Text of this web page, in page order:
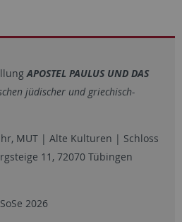
APOSTEL PAULUS UND DAS
jüdischer und griechisch-
MUT | Alte Kulturen | Schloss
11, 72070 Tübingen
2026